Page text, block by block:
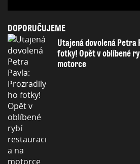
DOPORUČUJEME
Utajená dovolená
fotky! Opět v oblíbené
motorce